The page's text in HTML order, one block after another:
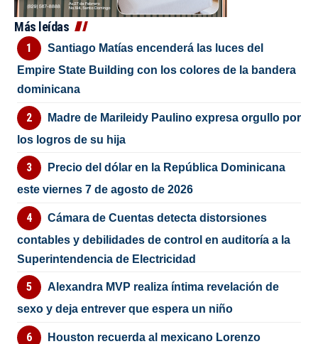
Más leídas
Santiago Matías encenderá las luces del
Empire State Building con los colores de la bandera
dominicana
Madre de Marileidy Paulino expresa orgullo por
los logros de su hija
Precio del dólar en la República Dominicana
este viernes 7 de agosto de 2026
Cámara de Cuentas detecta distorsiones
contables y debilidades de control en auditoría a la
Superintendencia de Electricidad
Alexandra MVP realiza íntima revelación de
sexo y deja entrever que espera un niño
Houston recuerda al mexicano Lorenzo